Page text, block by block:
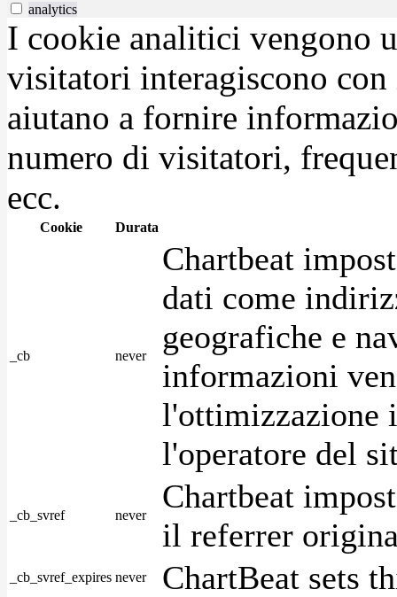
analytics
I cookie analitici vengono
visitatori interagiscono
aiutano a fornire
numero di visitatori,
ecc.
Cookie Durata
_cb never
Chartbeat
dati come
geografiche e
informazioni
l'ottimizzazione
l'operatore del
_cb_svref never
Chartbeat
il referrer
_cb_svref_expires never ChartBeat sets